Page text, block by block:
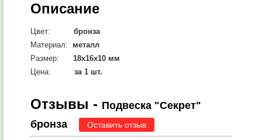
Описание
Цвет:
бронза
Материал: металл
Размер:
18х16х10 мм
Цена:
за 1 шт.
Отзывы - Подвеска "Секрет"
бронза
Оставить отзыв